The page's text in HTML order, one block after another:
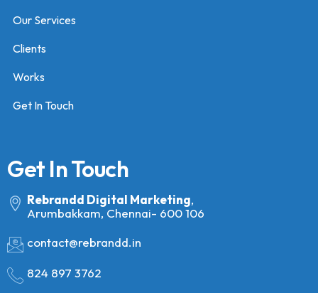
Our Services
Clients
Works
Get In Touch
Get In Touch
Rebrandd Digital Marketing,
Arumbakkam, Chennai- 600 106
contact@rebrandd.in
824 897 3762